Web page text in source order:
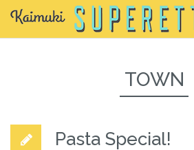
TOWN
Pasta Special!